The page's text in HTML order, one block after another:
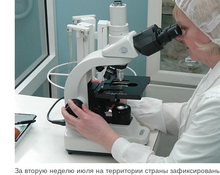
За вторую неделю июля на территории страны